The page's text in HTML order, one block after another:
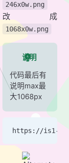
246x0w.png
改成
1068x0w.png
说明
代码最后有
说明max最
大1068px
https://is1-